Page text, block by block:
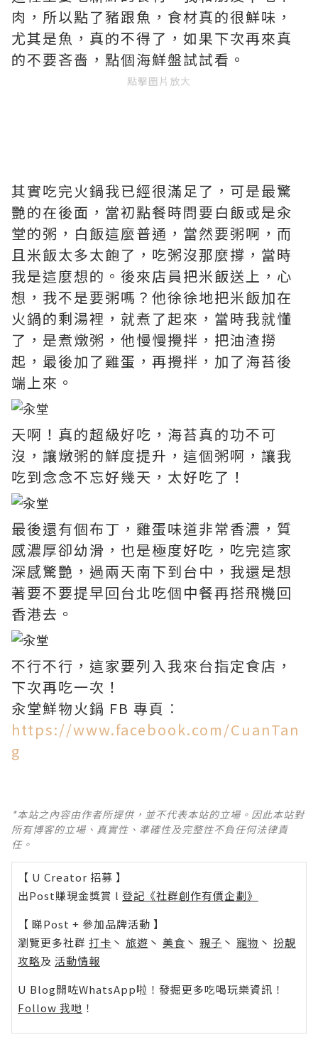
肉，所以點了豬跟魚，食材真的很鮮味，
尤其是魚，真的不得了，如果下次再來真
的不要吝嗇，點個海鮮盤試試看。
點擊圖片放大
其實吃完火鍋我已經很滿足了，可是最驚
艷的在後面，當初點餐時問要白飯或是汆
堂的粥，白飯這麼普通，當然要粥啊，而
且米飯太多太飽了，吃粥沒那麼撐，當時
我是這麼想的。後來店員把米飯送上，心
想，我不是要粥嗎？他徐徐地把米飯加在
火鍋的剩湯裡，就煮了起來，當時我就懂
了，是煮燉粥，他慢慢攪拌，把油渣撈
起，最後加了雞蛋，再攪拌，加了海苔後
端上來。
天啊！真的超級好吃，海苔真的功不可
沒，讓燉粥的鮮度提升，這個粥啊，讓我
吃到念念不忘好幾天，太好吃了！
最後還有個布丁，雞蛋味道非常香濃，質
感濃厚卻幼滑，也是極度好吃，吃完這家
深感驚艷，過兩天南下到台中，我還是想
著要不要提早回台北吃個中餐再搭飛機回
香港去。
不行不行，這家要列入我來台指定食店，
下次再吃一次！
汆堂鮮物火鍋 FB 專頁︰
https://www.facebook.com/CuanTan
g
*本站之內容由作者所提供，並不代表本站的立場。因此本站對
所有博客的立場、真實性、準確性及完整性不負任何法律責
任。
【 U Creator 招募 】
出Post賺現金獎賞 l 登記《社群創作有價企劃》
【 睇Post + 參加品牌活動 】
瀏覽更多社群 打卡 丶 旅遊 丶 美食 丶 親子 丶 寵物 丶 扮靚
攻略及 活動情報
U Blog開咗WhatsApp啦！發掘更多吃喝玩樂資訊！
Follow 我哋 ！